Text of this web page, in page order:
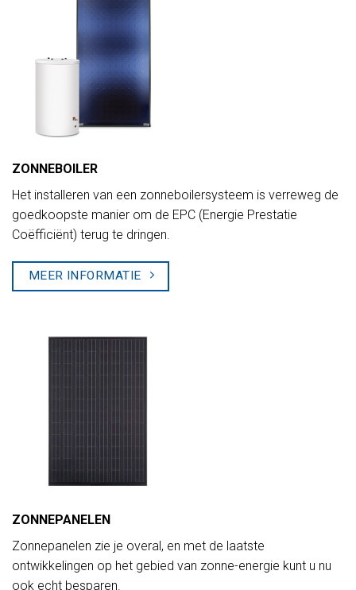
ZONNEBOILER
Het installeren van een zonneboilersysteem is verreweg de
goedkoopste manier om de EPC (Energie Prestatie
Coëfficiënt) terug te dringen.
MEER INFORMATIE
ZONNEPANELEN
Zonnepanelen zie je overal, en met de laatste
ontwikkelingen op het gebied van zonne-energie kunt u nu
ook echt besparen.